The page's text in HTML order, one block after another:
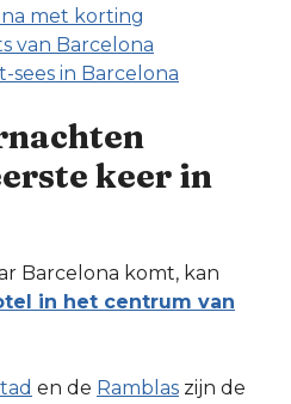
met korting
van Barcelona
sees in Barcelona
keer in
Barcelona komt, kan
in het centrum van
en de Ramblas zijn de